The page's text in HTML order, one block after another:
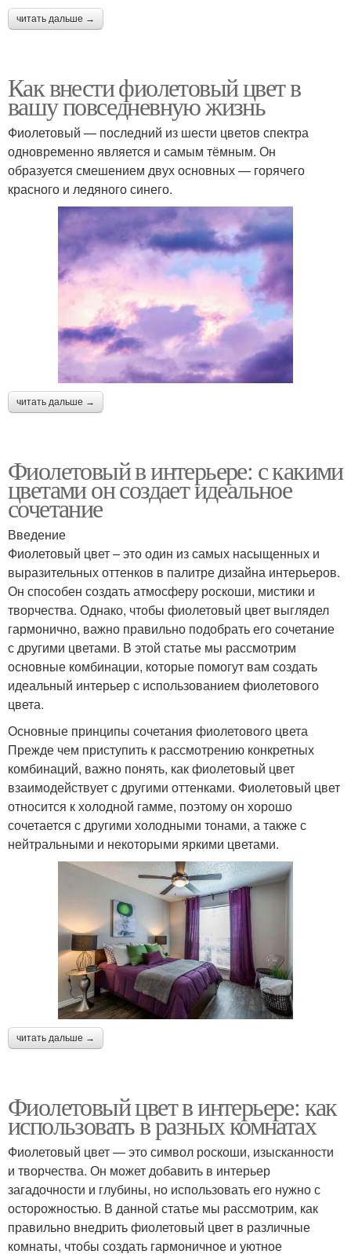
читать дальше →
Как внести фиолетовый цвет в
вашу повседневную жизнь
Фиолетовый — последний из шести цветов спектра
одновременно является и самым тёмным. Он
образуется смешением двух основных — горячего
красного и ледяного синего.
читать дальше →
Фиолетовый в интерьере: с какими
цветами он создает идеальное
сочетание
Введение
Фиолетовый цвет – это один из самых насыщенных и
выразительных оттенков в палитре дизайна интерьеров.
Он способен создать атмосферу роскоши, мистики и
творчества. Однако, чтобы фиолетовый цвет выглядел
гармонично, важно правильно подобрать его сочетание
с другими цветами. В этой статье мы рассмотрим
основные комбинации, которые помогут вам создать
идеальный интерьер с использованием фиолетового
цвета.
Основные принципы сочетания фиолетового цвета
Прежде чем приступить к рассмотрению конкретных
комбинаций, важно понять, как фиолетовый цвет
взаимодействует с другими оттенками. Фиолетовый цвет
относится к холодной гамме, поэтому он хорошо
сочетается с другими холодными тонами, а также с
нейтральными и некоторыми яркими цветами.
читать дальше →
Фиолетовый цвет в интерьере: как
использовать в разных комнатах
Фиолетовый цвет — это символ роскоши, изысканности
и творчества. Он может добавить в интерьер
загадочности и глубины, но использовать его нужно с
осторожностью. В данной статье мы рассмотрим, как
правильно внедрить фиолетовый цвет в различные
комнаты, чтобы создать гармоничное и уютное